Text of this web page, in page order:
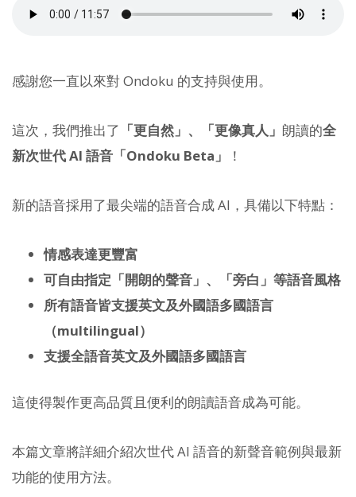
感謝您一直以來對 Ondoku 的支持與使用。
這次，我們推出了 「更自然」、「更像真人」 朗讀的全
新次世代 AI 語音「Ondoku Beta」
！
新的語音採用了最尖端的語音合成 AI，具備以下特點：
情感表達更豐富
可自由指定「開朗的聲音」、「旁白」等語音風格
所有語音皆支援英文及外國語多國語言
（multilingual）
支援全語音英文及外國語多國語言
這使得製作更高品質且便利的朗讀語音成為可能。
本篇文章將詳細介紹次世代 AI 語音的新聲音範例與最新
功能的使用方法。